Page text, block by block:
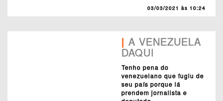
03/03/2021 às 10:24
| A VENEZUELA
DAQUI
Tenho pena do
venezuelano que fugiu de
seu país porque lá
prendem jornalista e